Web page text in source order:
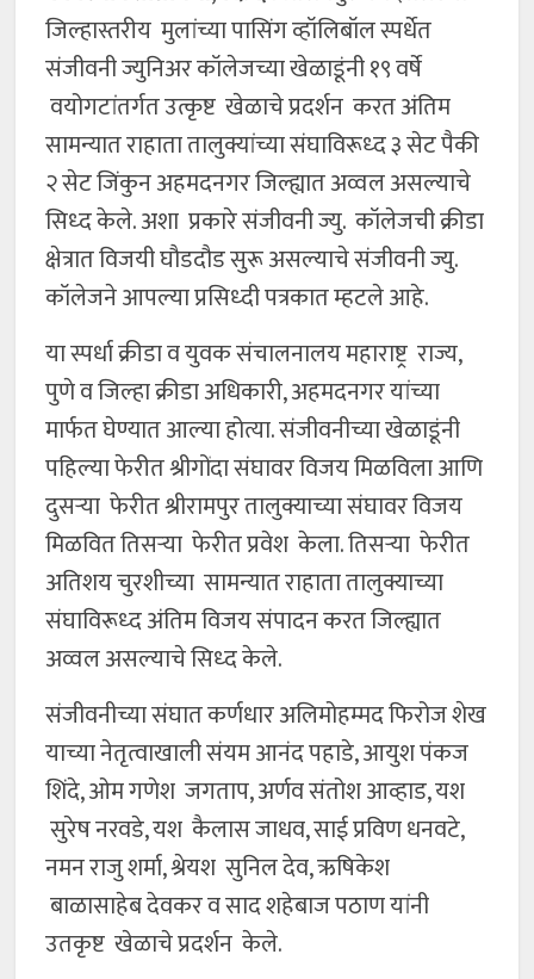
जिल्हास्तरीय मुलांच्या पासिंग व्हॉलिबॉल स्पर्धेत
संजीवनी ज्युनिअर कॉलेजच्या खेळाडूंनी १९ वर्षे
वयोगटांतर्गत उत्कृष्ट खेळाचे प्रदर्शन करत अंतिम
सामन्यात राहाता तालुक्यांच्या संघाविरूध्द ३ सेट पैकी
२ सेट जिंकुन अहमदनगर जिल्ह्यात अव्वल असल्याचे
सिध्द केले. अशा प्रकारे संजीवनी ज्यु. कॉलेजची क्रीडा
क्षेत्रात विजयी घौडदौड सुरू असल्याचे संजीवनी ज्यु.
कॉलेजने आपल्या प्रसिध्दी पत्रकात म्हटले आहे.
या स्पर्धा क्रीडा व युवक संचालनालय महाराष्ट्र राज्य,
पुणे व जिल्हा क्रीडा अधिकारी, अहमदनगर यांच्या
मार्फत घेण्यात आल्या होत्या. संजीवनीच्या खेळाडूंनी
पहिल्या फेरीत श्रीगोंदा संघावर विजय मिळविला आणि
दुसऱ्या फेरीत श्रीरामपुर तालुक्याच्या संघावर विजय
मिळवित तिसऱ्या फेरीत प्रवेश केला. तिसऱ्या फेरीत
अतिशय चुरशीच्या सामन्यात राहाता तालुक्याच्या
संघाविरूध्द अंतिम विजय संपादन करत जिल्ह्यात
अव्वल असल्याचे सिध्द केले.
संजीवनीच्या संघात कर्णधार अलिमोहम्मद फिरोज शेख
याच्या नेतृत्वाखाली संयम आनंद पहाडे, आयुश पंकज
शिंदे, ओम गणेश जगताप, अर्णव संतोश आव्हाड, यश
सुरेष नरवडे, यश कैलास जाधव, साई प्रविण धनवटे,
नमन राजु शर्मा, श्रेयश सुनिल देव, ऋषिकेश
बाळासाहेब देवकर व साद शहेबाज पठाण यांनी
उतकृष्ट खेळाचे प्रदर्शन केले.